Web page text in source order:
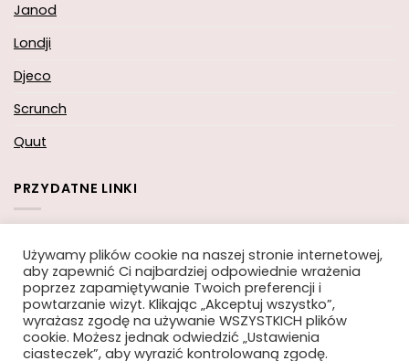
Janod
Londji
Djeco
Scrunch
Quut
PRZYDATNE LINKI
Moje konto
Zamówienie
Używamy plików cookie na naszej stronie internetowej,
aby zapewnić Ci najbardziej odpowiednie wrażenia
poprzez zapamiętywanie Twoich preferencji i
powtarzanie wizyt. Klikając „Akceptuj wszystko”,
wyrażasz zgodę na używanie WSZYSTKICH plików
cookie. Możesz jednak odwiedzić „Ustawienia
ciasteczek”, aby wyrazić kontrolowaną zgodę.